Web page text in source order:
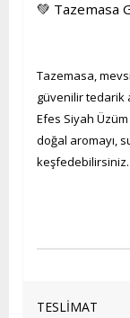
💚 Tazemasa
Tazemasa,
güvenilir tedarik
Efes Siyah
doğal aromayı,
keşfedebilirsiniz.
TESLİMAT